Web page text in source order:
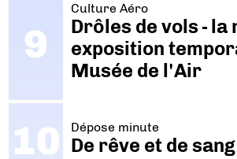
Culture Aéro
Drôles de vols - la
exposition
Musée de l'Air
Dépose minute
De rêve et de sang